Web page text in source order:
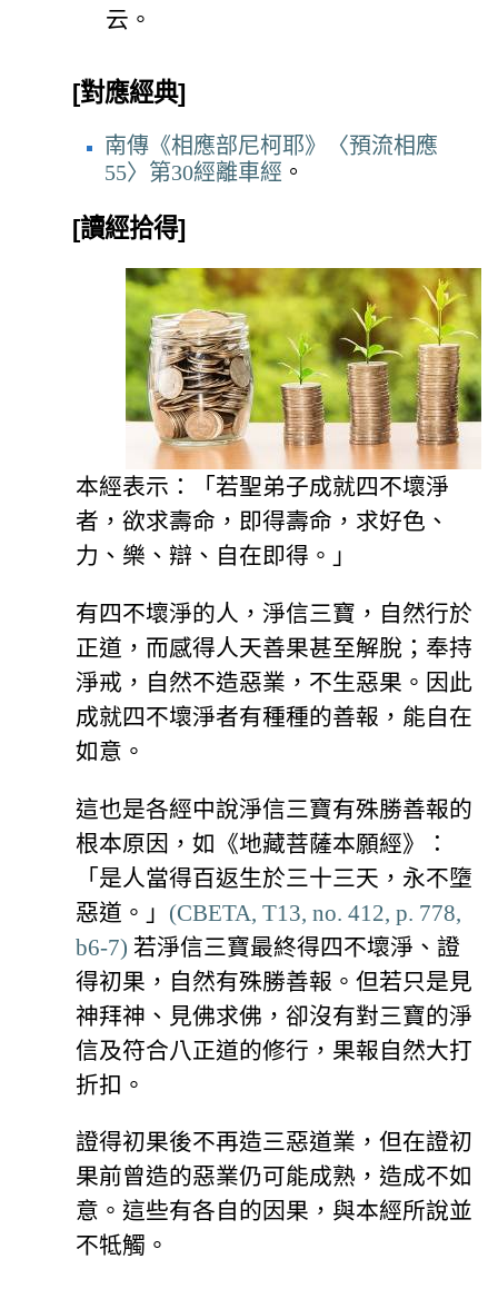
云。
[對應經典]
南傳《相應部尼柯耶》〈預流相應
55〉第30經離車經 。
[讀經拾得]
本經表示：「若聖弟子成就四不壞淨
者，欲求壽命，即得壽命，求好色、
力、樂、辯、自在即得。」
有四不壞淨的人，淨信三寶，自然行於
正道，而感得人天善果甚至解脫；奉持
淨戒，自然不造惡業，不生惡果。因此
成就四不壞淨者有種種的善報，能自在
如意。
這也是各經中說淨信三寶有殊勝善報的
根本原因，如《地藏菩薩本願經》：
「是人當得百返生於三十三天，永不墮
惡道。」 (CBETA, T13, no. 412, p. 778,
b6-7) 若淨信三寶最終得四不壞淨、證
得初果，自然有殊勝善報。但若只是見
神拜神、見佛求佛，卻沒有對三寶的淨
信及符合八正道的修行，果報自然大打
折扣。
證得初果後不再造三惡道業，但在證初
果前曾造的惡業仍可能成熟，造成不如
意。這些有各自的因果，與本經所說並
不牴觸。